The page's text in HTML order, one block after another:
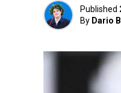
Published
By Dario